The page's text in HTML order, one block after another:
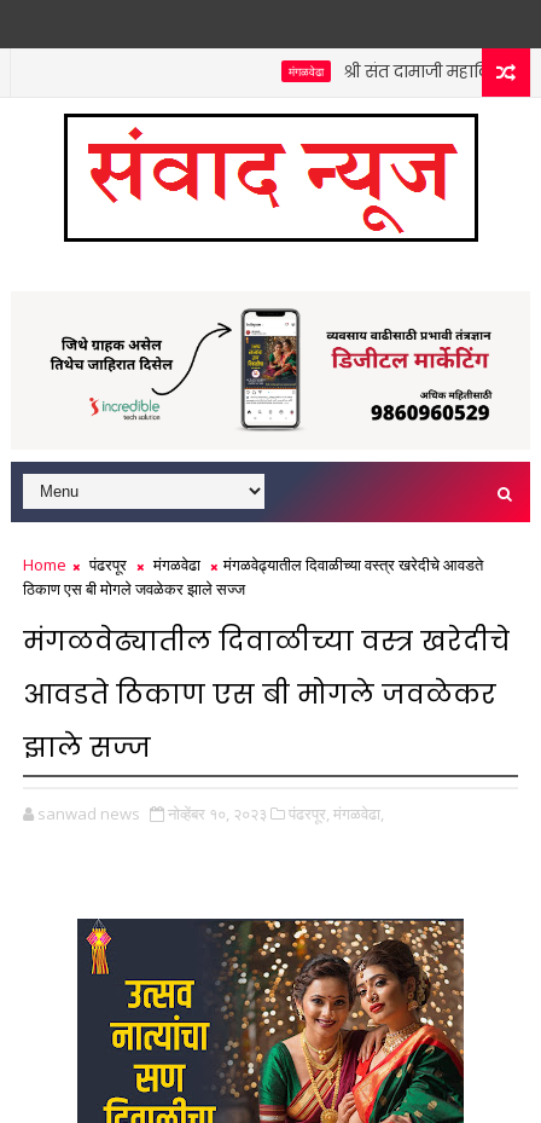
मंगळवेढा श्री संत दामाजी महाविद्यालयात
Home पंढरपूर मंगळवेढा
मंगळवेढ्यातील दिवाळीच्या वस्त्र खरेदीचे आवडते
ठिकाण एस बी मोगले जवळेकर झाले सज्ज
मंगळवेढ्यातील दिवाळीच्या वस्त्र खरेदीचे
आवडते ठिकाण एस बी मोगले जवळेकर
झाले सज्ज
sanwad news नोव्हेंबर १०, २०२३ पंढरपूर, मंगळवेढा,